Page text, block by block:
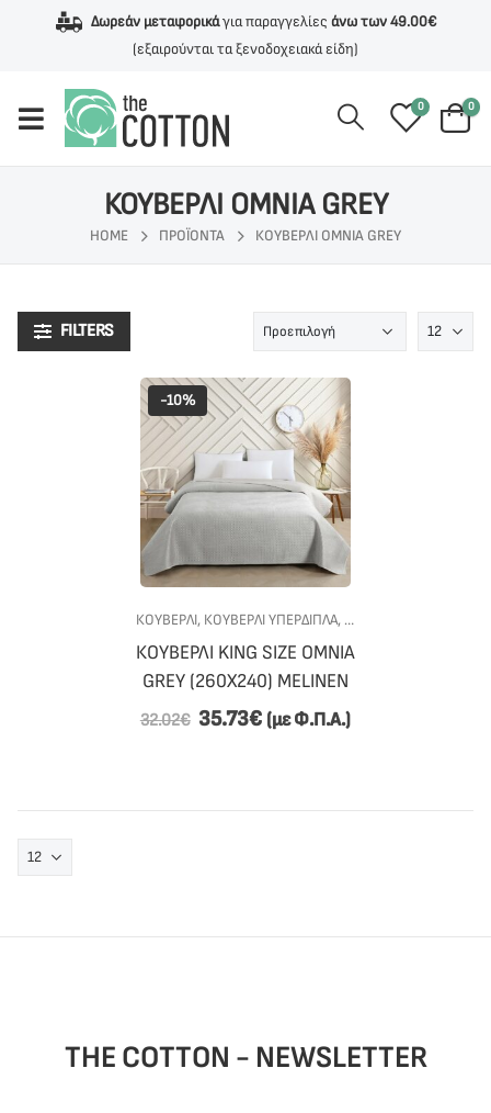
Δωρεάν μεταφορικάγια παραγγελίες άνω των 49.00€
(εξαιρούνται τα ξενοδοχειακά είδη)
0 0
ΚΟΥΒΕΡΛΙ OMNIA GREY
HOME ΠΡΟΪΌΝΤΑ ΚΟΥΒΕΡΛΙ OMNIA GREY
FILTERS
-10%
ΚΟΥΒΕΡΛΙ, ΚΟΥΒΕΡΛΙ ΥΠΕΡΔΙΠΛΑ, ΥΠΝΟΔΩΜΑΤΙΟ
ΚΟΥΒΕΡΛΙ KING SIZE OMNIA
GREY (260Χ240) MELINEN
32.02€ 35.73€ (με Φ.Π.Α.)
THE COTTON - NEWSLETTER